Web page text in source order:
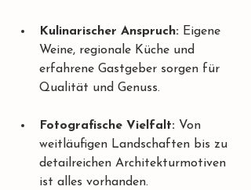
Kulinarischer Anspruch: Eigene
Weine, regionale Küche und
erfahrene Gastgeber sorgen für
Qualität und Genuss.
Fotografische Vielfalt: Von
weitläufigen Landschaften bis zu
detailreichen Architekturmotiven
ist alles vorhanden.